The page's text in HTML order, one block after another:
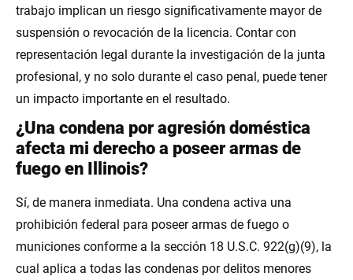
trabajo implican un riesgo significativamente mayor de
suspensión o revocación de la licencia. Contar con
representación legal durante la investigación de la junta
profesional, y no solo durante el caso penal, puede tener
un impacto importante en el resultado.
¿Una condena por agresión doméstica
afecta mi derecho a poseer armas de
fuego en Illinois?
Sí, de manera inmediata. Una condena activa una
prohibición federal para poseer armas de fuego o
municiones conforme a la sección 18 U.S.C. 922(g)(9), la
cual aplica a todas las condenas por delitos menores